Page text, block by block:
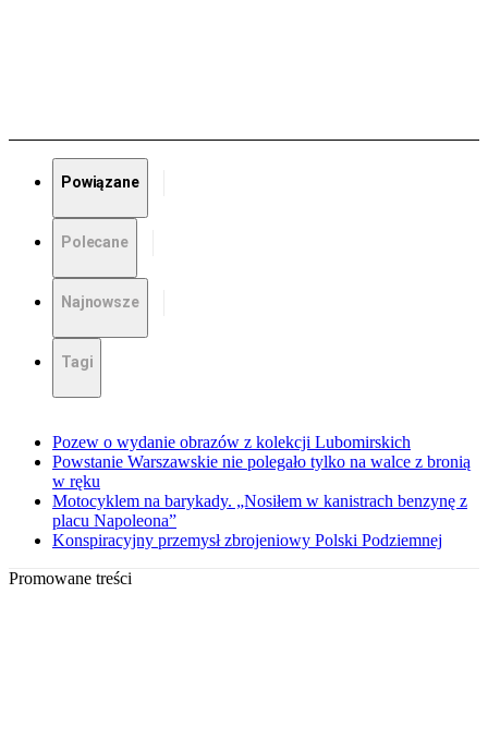
Powiązane
Polecane
Najnowsze
Tagi
Pozew o wydanie obrazów z kolekcji Lubomirskich
Powstanie Warszawskie nie polegało tylko na walce z bronią
w ręku
Motocyklem na barykady. „Nosiłem w kanistrach benzynę z
placu Napoleona”
Konspiracyjny przemysł zbrojeniowy Polski Podziemnej
Promowane treści